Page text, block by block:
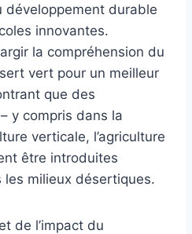
développement durable
innovantes.
la compréhension du
vert pour un meilleur
que des
y compris dans la
verticale, l’agriculture
être introduites
les milieux désertiques.
de l’impact du